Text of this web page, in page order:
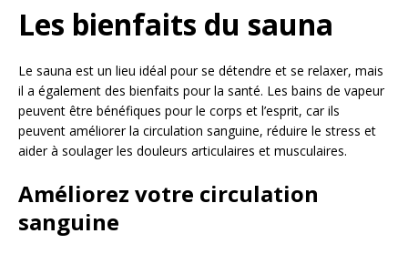
Les bienfaits du sauna
Le sauna est un lieu idéal pour se détendre et se relaxer, mais
il a également des bienfaits pour la santé. Les bains de vapeur
peuvent être bénéfiques pour le corps et l’esprit, car ils
peuvent améliorer la circulation sanguine, réduire le stress et
aider à soulager les douleurs articulaires et musculaires.
Améliorez votre circulation
sanguine